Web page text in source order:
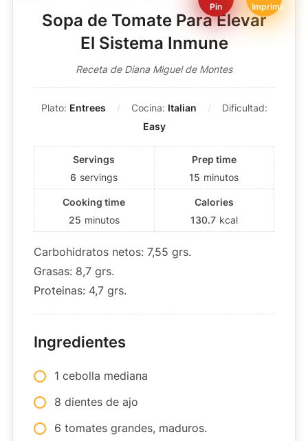
Pin Imprimir
Sopa de Tomate Para Elevar
El Sistema Inmune
Receta de Diana Miguel de Montes
Plato: Entrees Cocina: Italian
Dificultad:
Easy
Servings
6 servings
Prep time
15 minutos
Cooking time
25 minutos
Calories
130.7 kcal
Carbohidratos netos: 7,55 grs.
Grasas: 8,7 grs.
Proteinas: 4,7 grs.
Ingredientes
1 cebolla mediana
8 dientes de ajo
6 tomates grandes, maduros.